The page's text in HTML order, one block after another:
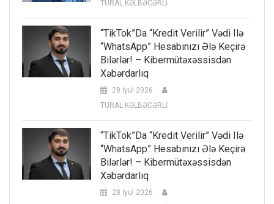
TURAL KƏLBƏCƏRLİ
“TikTok”da “kredit Verilir” Vədi Ilə
“WhatsApp” Hesabınızı Ələ Keçirə
Bilərlər! – Kibermütəxəssisdən
Xəbərdarlıq
28 İyul 2026
TURAL KƏLBƏCƏRLİ
“TikTok”da “kredit Verilir” Vədi Ilə
“WhatsApp” Hesabınızı Ələ Keçirə
Bilərlər! – Kibermütəxəssisdən
Xəbərdarlıq
28 İyul 2026